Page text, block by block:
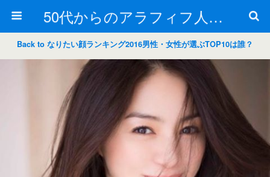
50代からのアラフィフ人生の楽しみ方
Back to なりたい顔ランキング2016男性・女性が選ぶTOP10は誰？